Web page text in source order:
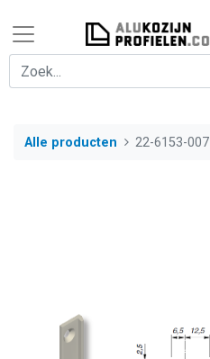
Alle producten 22-6153-007